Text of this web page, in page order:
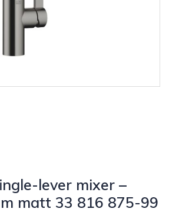
lever mixer –
matt 33 816 875-99